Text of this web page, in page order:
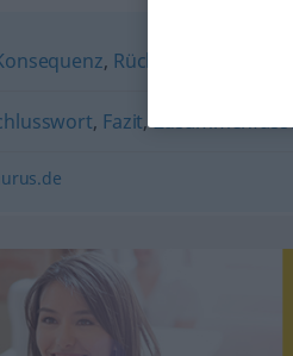
, Rückschluss
, Fazit,